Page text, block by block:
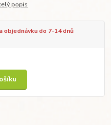
popis
objednávku do 7-14 dnů